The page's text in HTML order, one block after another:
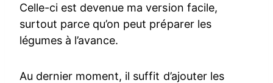
Celle-ci est devenue ma version facile,
surtout parce qu’on peut préparer les
légumes à l’avance.
Au dernier moment, il suffit d’ajouter les